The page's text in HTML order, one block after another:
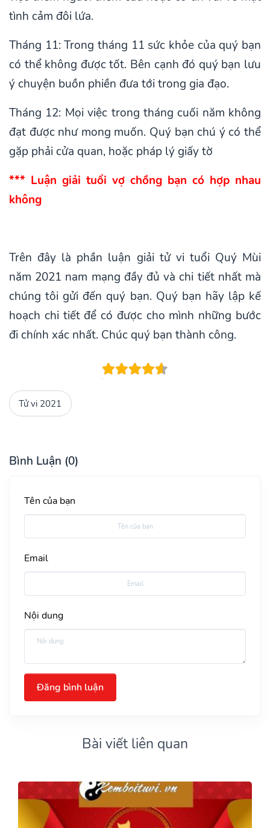
tình cảm đôi lứa.
Tháng 11: Trong tháng 11 sức khỏe của quý bạn
có thể không được tốt. Bên cạnh đó quý bạn lưu
ý chuyện buồn phiền đưa tới trong gia đạo.
Tháng 12: Mọi việc trong tháng cuối năm không
đạt được như mong muốn. Quý bạn chú ý có thể
gặp phải cửa quan, hoặc pháp lý giấy tờ
*** Luận giải tuổi vợ chồng bạn có hợp nhau
không
Trên đây là phần luận giải tử vi tuổi Quý Mùi
năm 2021 nam mạng đầy đủ và chi tiết nhất mà
chúng tôi gửi đến quý bạn. Quý bạn hãy lập kế
hoạch chi tiết để có được cho mình những bước
đi chính xác nhất. Chúc quý bạn thành công.
Tử vi 2021
Bình Luận (0)
Tên của bạn
Email
Nội dung
Đăng bình luận
Bài viết liên quan